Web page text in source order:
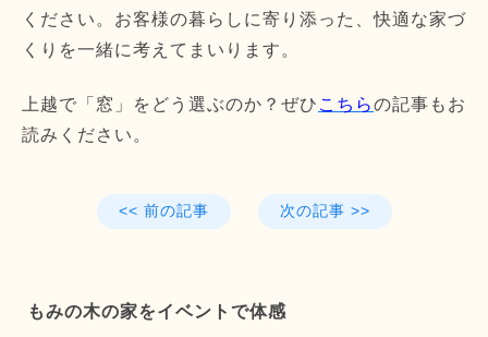
ください。お客様の暮らしに寄り添った、快適な家づ
くりを一緒に考えてまいります。
上越で「窓」をどう選ぶのか？ぜひ こちらの記事もお
読みください。
<< 前の記事 次の記事 >>
もみの木の家をイベントで体感